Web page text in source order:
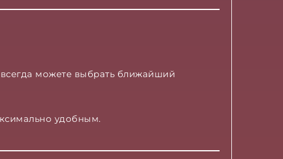
можете выбрать ближайший
удобным.